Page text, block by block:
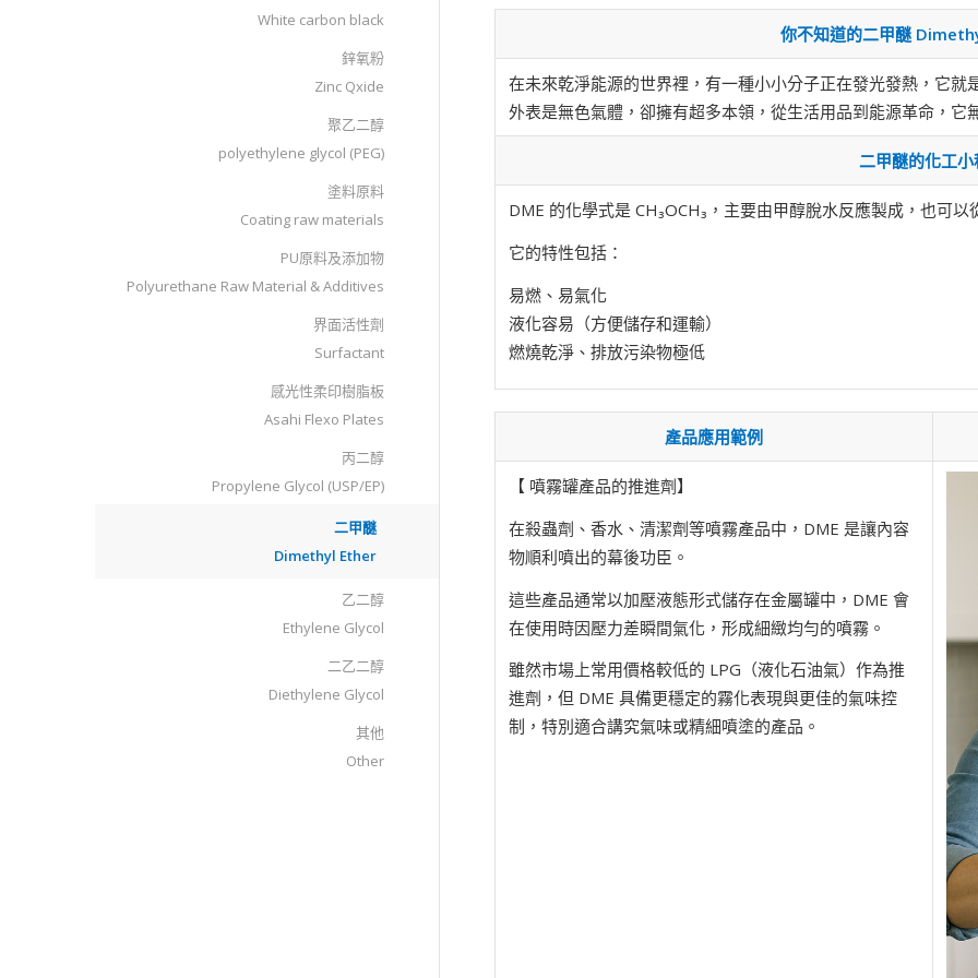
你不知道的二甲醚
在未來乾淨能源的世界裡，有一種小小分子正在發光發熱，它
外表是無色氣體，卻擁有超多本領，從生活用品到能源革命，它
二甲醚的化工
DME 的化學式是 CH₃OCH₃，主要由甲醇脫水反應製成，也可
它的特性包括：
易燃、易氣化
液化容易（方便儲存和運輸）
燃燒乾淨、排放污染物極低
產品應用範例
【 噴霧罐產品的推進劑】
在殺蟲劑、香水、清潔劑等噴霧產品中，DME 是讓內容
物順利噴出的幕後功臣。
這些產品通常以加壓液態形式儲存在金屬罐中，DME 會
在使用時因壓力差瞬間氣化，形成細緻均勻的噴霧。
雖然市場上常用價格較低的 LPG（液化石油氣）作為推
進劑，但 DME 具備更穩定的霧化表現與更佳的氣味控
制，特別適合講究氣味或精細噴塗的產品。
White carbon black
鋅氧粉
Zinc Qxide
聚乙二醇
polyethylene glycol (PEG)
塗料原料
Coating raw materials
PU原料及添加物
Polyurethane Raw Material & Additives
界面活性劑
Surfactant
感光性柔印樹脂板
Asahi Flexo Plates
丙二醇
Propylene Glycol (USP/EP)
二甲醚
Dimethyl Ether
乙二醇
Ethylene Glycol
二乙二醇
Diethylene Glycol
其他
Other